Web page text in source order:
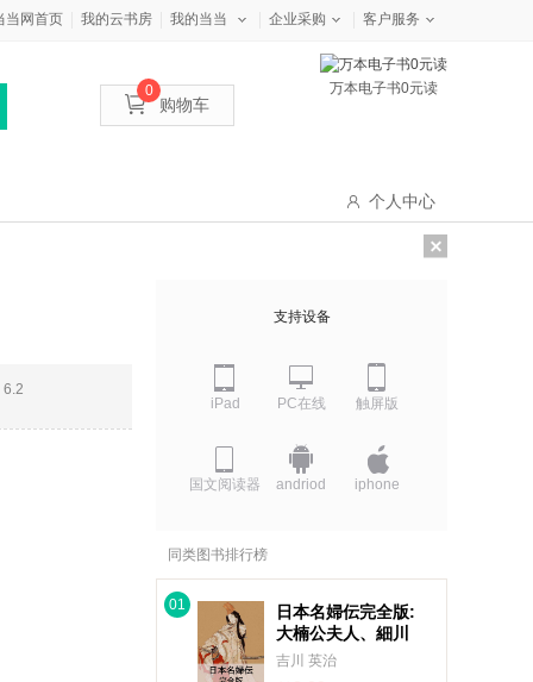
当网首页 我的云书房 我的当当 企业采购 客户服务
万本电子书0元读
购物车
0
个人中心
6.2
支持设备
iPad PC在线 触屏版
国文阅读器 andriod iphone
同类图书排行榜
01
日本名婦伝完全版:
大楠公夫人、細川
ガラシヤ夫人、小
吉川 英治